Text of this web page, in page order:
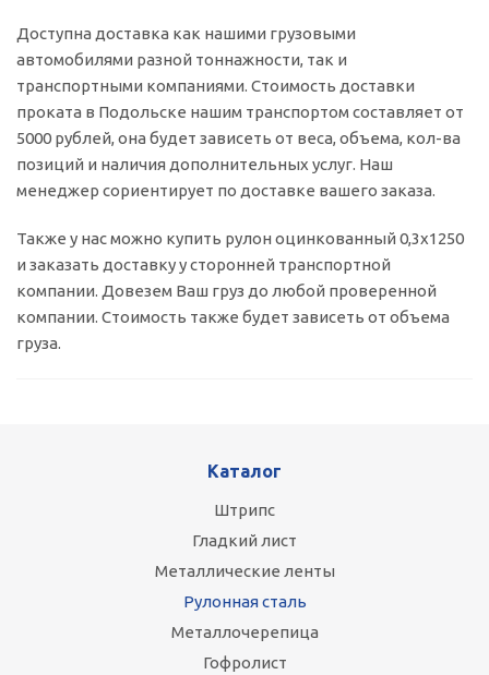
Доступна доставка как нашими грузовыми
автомобилями разной тоннажности, так и
транспортными компаниями. Стоимость доставки
проката в Подольске нашим транспортом составляет от
5000 рублей, она будет зависеть от веса, объема, кол-ва
позиций и наличия дополнительных услуг. Наш
менеджер сориентирует по доставке вашего заказа.
Также у нас можно купить рулон оцинкованный 0,3х1250
и заказать доставку у сторонней транспортной
компании. Довезем Ваш груз до любой проверенной
компании. Стоимость также будет зависеть от объема
груза.
Каталог
Штрипс
Гладкий лист
Металлические ленты
Рулонная сталь
Металлочерепица
Гофролист